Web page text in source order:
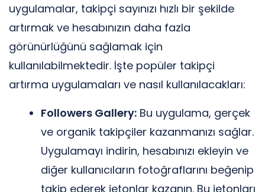
uygulamalar, takipçi sayınızı hızlı bir şekilde
artırmak ve hesabınızın daha fazla
görünürlüğünü sağlamak için
kullanılabilmektedir. İşte popüler takipçi
artırma uygulamaları ve nasıl kullanılacakları:
Followers Gallery: Bu uygulama, gerçek
ve organik takipçiler kazanmanızı sağlar.
Uygulamayı indirin, hesabınızı ekleyin ve
diğer kullanıcıların fotoğraflarını beğenip
takip ederek jetonlar kazanın. Bu jetonları